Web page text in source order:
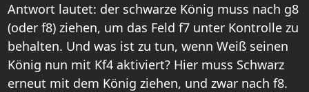
Antwort lautet: der schwarze König muss nach g8
(oder f8) ziehen, um das Feld f7 unter Kontrolle zu
behalten. Und was ist zu tun, wenn Weiß seinen
König nun mit Kf4 aktiviert? Hier muss Schwarz
erneut mit dem König ziehen, und zwar nach f8.